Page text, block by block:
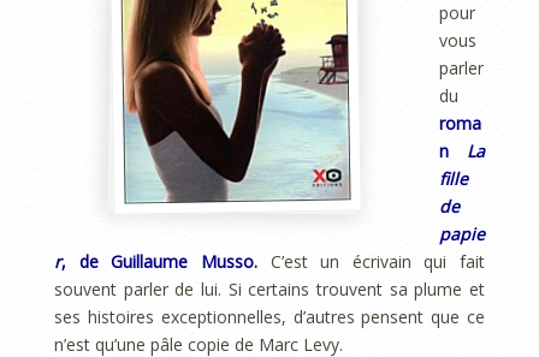
pour
vous
parler
du
roma
n La
fille
de
papie
r, de Guillaume Musso.C’est un écrivain qui fait
souvent parler de lui. Si certains trouvent sa plume et
ses histoires exceptionnelles, d’autres pensent que ce
n’est qu’une pâle copie de Marc Levy.